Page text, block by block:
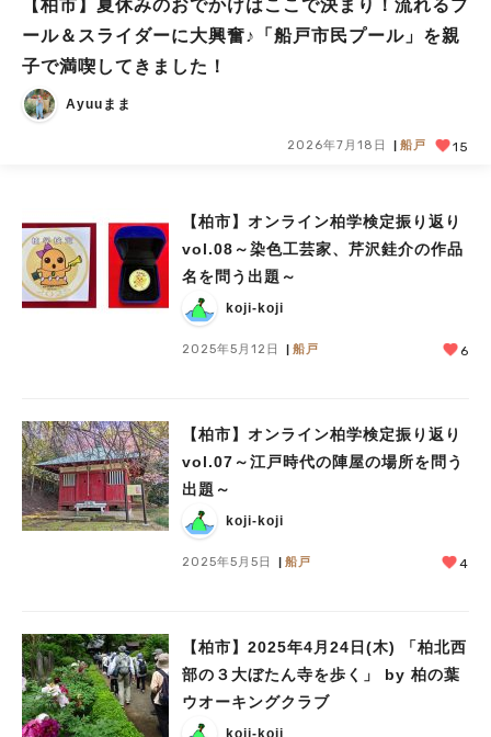
【柏市】夏休みのおでかけはここで決まり！流れるプ
ール＆スライダーに大興奮♪「船戸市民プール」を親
子で満喫してきました！
Ayuuまま
2026年7月18日 船戸 15
【柏市】オンライン柏学検定振り返り
vol.08～染色工芸家、芹沢銈介の作品
名を問う出題～
koji-koji
2025年5月12日 船戸 6
【柏市】オンライン柏学検定振り返り
vol.07～江戸時代の陣屋の場所を問う
出題～
koji-koji
2025年5月5日 船戸 4
【柏市】2025年4月24日(木) 「柏北西
部の３大ぼたん寺を歩く」 by 柏の葉
ウオーキングクラブ
koji-koji